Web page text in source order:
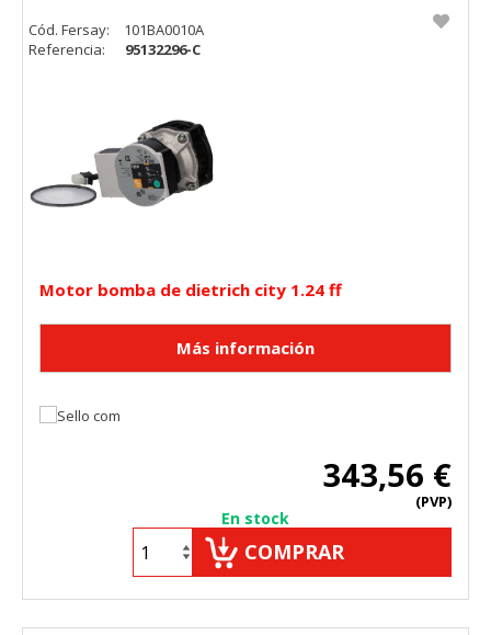
Motor bomba de dietrich city 1.24 ff
343,56 €
(PVP)
En stock
COMPRAR
Cód. Fersay:
101BA0010A
Referencia:
95132296-C